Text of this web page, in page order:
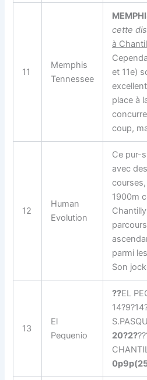
11
Memphis
Tennessee
cette
à
et 11e)
place à
coup,
12
Human
Evolution
Ce pur-
avec
1900m
parmi
Son
13
El
Pequenio
??EL
20?2?